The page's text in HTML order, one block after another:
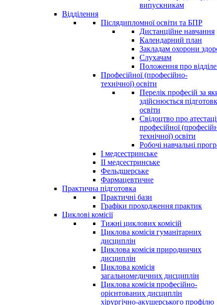
випускникам
Відділення
Післядипломної освіти та БПР
Дистанційне навчання
Календарний план
Закладам охорони
Слухачам
Положення про
Професійної (професійно-
технічної) освіти
Перелік професій за
здійснюється
освіти
Свідоцтво про
професійної
технічної) освіти
Робочі навчальні
І медсестринське
ІІ медсестринське
Фельдшерське
Фармацевтичне
Практична підготовка
Практичні бази
Графіки проходження практик
Циклові комісії
Тижні циклових комісій
Циклова комісія гуманітарних
дисциплін
Циклова комісія природничих
дисциплін
Циклова комісія
загальномедичних дисциплін
Циклова комісія професійно-
орієнтованих дисциплін
хірургічно-акушерського профілю